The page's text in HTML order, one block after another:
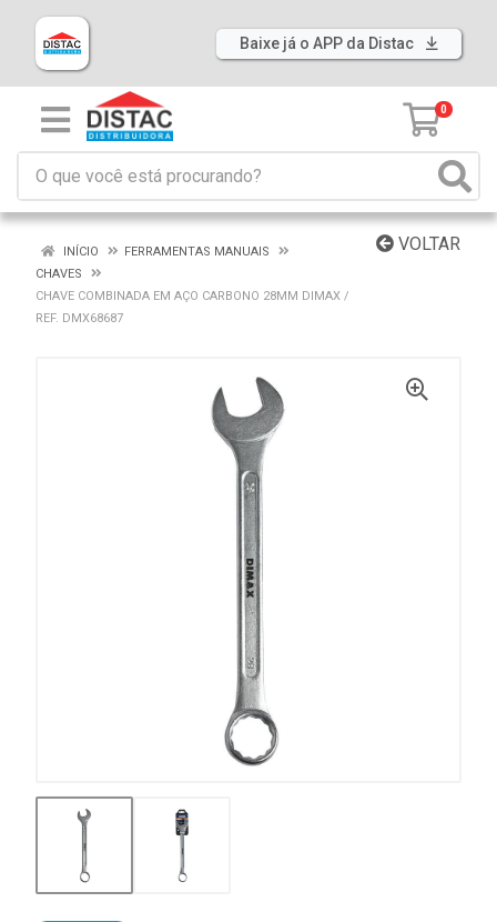
Baixe já o APP da Distac
0
VOLTAR
INÍCIO
FERRAMENTAS MANUAIS
CHAVES
CHAVE COMBINADA EM AÇO CARBONO 28MM DIMAX /
REF. DMX68687